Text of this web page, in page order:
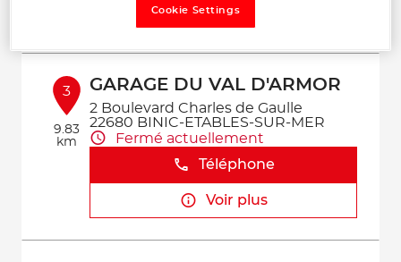
Voir plus
3
9.83
km
GARAGE DU VAL D'ARMOR
2 Boulevard Charles de Gaulle
22680 BINIC-ETABLES-SUR-MER
Fermé actuellement
Téléphone
Voir plus
Cookie Settings